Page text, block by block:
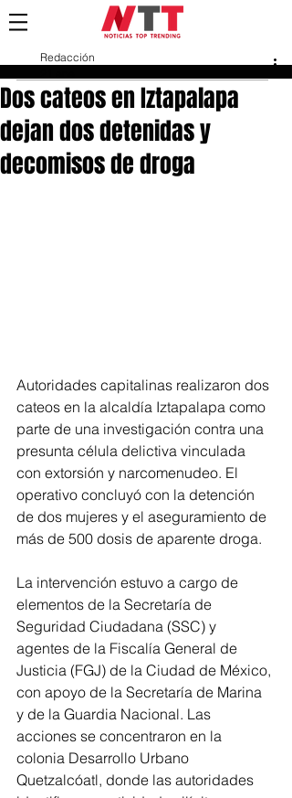
Dos cateos en Iztapalapa
dejan dos detenidas y
decomisos de droga
Redacción
Autoridades capitalinas realizaron dos
cateos en la alcaldía Iztapalapa como
parte de una investigación contra una
presunta célula delictiva vinculada
con extorsión y narcomenudeo. El
operativo concluyó con la detención
de dos mujeres y el aseguramiento de
más de 500 dosis de aparente droga.
La intervención estuvo a cargo de
elementos de la Secretaría de
Seguridad Ciudadana (SSC) y
agentes de la Fiscalía General de
Justicia (FGJ) de la Ciudad de México,
con apoyo de la Secretaría de Marina
y de la Guardia Nacional. Las
acciones se concentraron en la
colonia Desarrollo Urbano
Quetzalcóatl, donde las autoridades